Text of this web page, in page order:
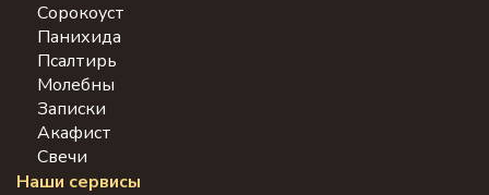
Сорокоуст
Панихида
Псалтирь
Молебны
Записки
Акафист
Свечи
Наши сервисы